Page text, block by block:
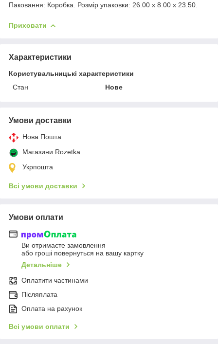
Паковання: Коробка. Розмір упаковки: 26.00 x 8.00 x 23.50.
Приховати
Характеристики
Користувальницькі характеристики
Стан
Нове
Умови доставки
Нова Пошта
Магазини Rozetka
Укрпошта
Всі умови доставки
Умови оплати
Ви отримаєте замовлення
або гроші повернуться на вашу картку
Детальніше
Оплатити частинами
Післяплата
Оплата на рахунок
Всі умови оплати